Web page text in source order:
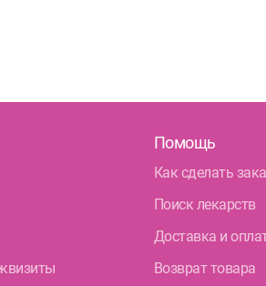
Помощь
Как сделать
Поиск лекарств
Доставка и
Возврат товара